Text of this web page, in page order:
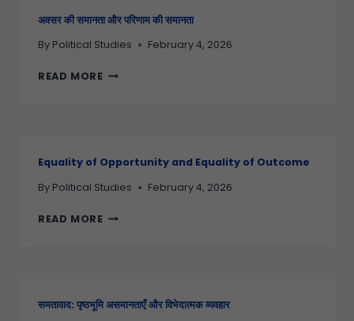
अवसर की समानता और परिणाम की समानता
By Political Studies February 4, 2026
READ MORE
Equality of Opportunity and Equality of Outcome
By Political Studies February 4, 2026
READ MORE
समतावाद: पृष्ठभूमि असमानताएँ और विभेदात्मक व्यवहार